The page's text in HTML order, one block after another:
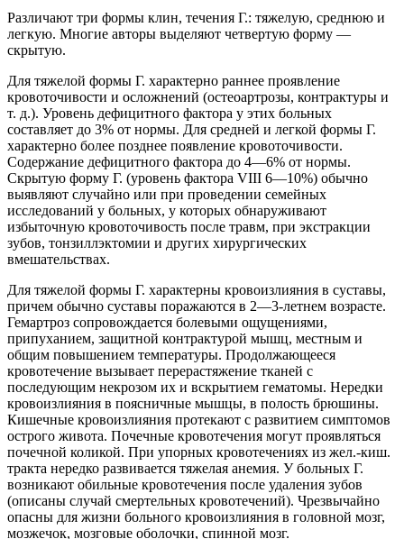
Различают три формы клин, течения Г.: тяжелую, среднюю и
легкую. Многие авторы выделяют четвертую форму —
скрытую.
Для тяжелой формы Г. характерно раннее проявление
кровоточивости и осложнений (остеоартрозы, контрактуры и
т. д.). Уровень дефицитного фактора у этих больных
составляет до 3% от нормы. Для средней и легкой формы Г.
характерно более позднее появление кровоточивости.
Содержание дефицитного фактора до 4—6% от нормы.
Скрытую форму Г. (уровень фактора VIII 6—10%) обычно
выявляют случайно или при проведении семейных
исследований у больных, у которых обнаруживают
избыточную кровоточивость после травм, при экстракции
зубов, тонзиллэктомии и других хирургических
вмешательствах.
Для тяжелой формы Г. характерны кровоизлияния в суставы,
причем обычно суставы поражаются в 2—3-летнем возрасте.
Гемартроз сопровождается болевыми ощущениями,
припуханием, защитной контрактурой мышц, местным и
общим повышением температуры. Продолжающееся
кровотечение вызывает перерастяжение тканей с
последующим некрозом их и вскрытием гематомы. Нередки
кровоизлияния в поясничные мышцы, в полость брюшины.
Кишечные кровоизлияния протекают с развитием симптомов
острого живота. Почечные кровотечения могут проявляться
почечной коликой. При упорных кровотечениях из жел.-киш.
тракта нередко развивается тяжелая анемия. У больных Г.
возникают обильные кровотечения после удаления зубов
(описаны случай смертельных кровотечений). Чрезвычайно
опасны для жизни больного кровоизлияния в головной мозг,
мозжечок, мозговые оболочки, спинной мозг.